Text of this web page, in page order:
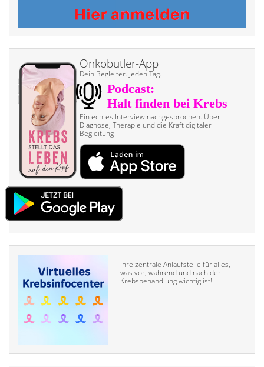
Onkobutler-App
Dein Begleiter. Jeden Tag.
Ein echtes Interview nach­gesprochen. Über
Diagnose, Therapie und die Kraft digitaler
Begleitung
Ihre zentrale Anlaufstelle für alles,
was vor, während und nach der
Krebsbehandlung wichtig ist!